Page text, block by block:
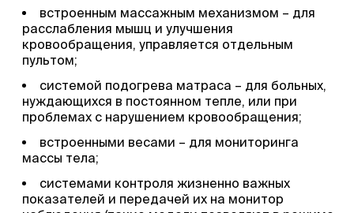
встроенным массажным механизмом – для
расслабления мышц и улучшения
кровообращения, управляется отдельным
пультом;
системой подогрева матраса – для больных,
нуждающихся в постоянном тепле, или при
проблемах с нарушением кровообращения;
встроенными весами – для мониторинга
массы тела;
системами контроля жизненно важных
показателей и передачей их на монитор